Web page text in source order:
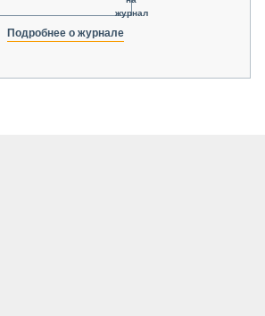
журнал
Подробнее о журнале